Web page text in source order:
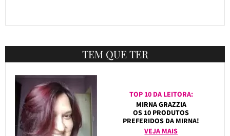
TEM QUE TER
TOP 10 DA LEITORA:
MIRNA GRAZZIA
OS 10 PRODUTOS
PREFERIDOS DA MIRNA!
VEJA MAIS